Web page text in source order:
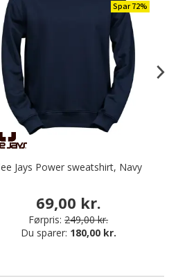
Spar 72%
Jays Power sweatshirt, Navy
69,00 kr.
Førpris: 249,00 kr.
Du sparer: 180,00 kr.